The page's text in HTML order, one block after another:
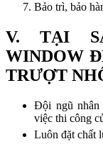
Bảo trì, bảo
V. TẠI
WINDOW
TRƯỢT
Đội ngũ nhân
việc thi công
Luôn đặt chất